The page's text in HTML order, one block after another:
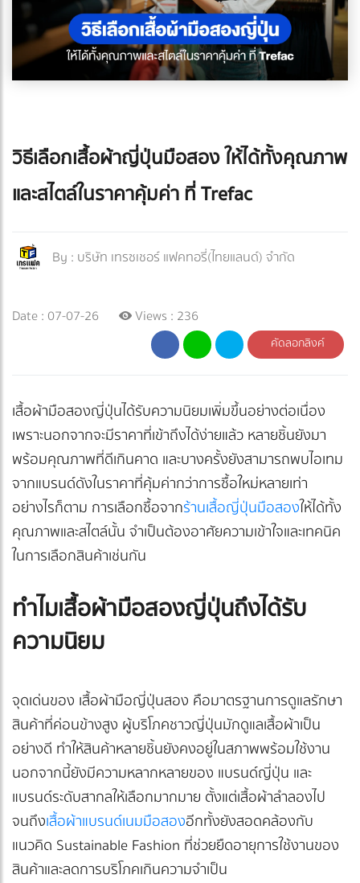
วิธีเลือกเสื้อผ้าญี่ปุ่นมือสอง ให้ได้ทั้งคุณภาพ
และสไตล์ในราคาคุ้มค่า ที่ Trefac
By : บริษัท เทรซเชอร์ แฟคทอรี่(ไทยแลนด์) จำกัด
Date : 07-07-26 Views : 236
คัดลอกลิงค์
เสื้อผ้ามือสองญี่ปุ่นได้รับความนิยมเพิ่มขึ้นอย่างต่อเนื่อง
เพราะนอกจากจะมีราคาที่เข้าถึงได้ง่ายแล้ว หลายชิ้นยังมา
พร้อมคุณภาพที่ดีเกินคาด และบางครั้งยังสามารถพบไอเทม
จากแบรนด์ดังในราคาที่คุ้มค่ากว่าการซื้อใหม่หลายเท่า
อย่างไรก็ตาม การเลือกซื้อจากร้านเสื้อญี่ปุ่นมือสองให้ได้ทั้ง
คุณภาพและสไตล์นั้น จำเป็นต้องอาศัยความเข้าใจและเทคนิค
ในการเลือกสินค้าเช่นกัน
ทำไมเสื้อผ้ามือสองญี่ปุ่นถึงได้รับ
ความนิยม
จุดเด่นของ เสื้อผ้ามือญี่ปุ่นสอง คือมาตรฐานการดูแลรักษา
สินค้าที่ค่อนข้างสูง ผู้บริโภคชาวญี่ปุ่นมักดูแลเสื้อผ้าเป็น
อย่างดี ทำให้สินค้าหลายชิ้นยังคงอยู่ในสภาพพร้อมใช้งาน
นอกจากนี้ยังมีความหลากหลายของ แบรนด์ญี่ปุ่น และ
แบรนด์ระดับสากลให้เลือกมากมาย ตั้งแต่เสื้อผ้าลำลองไป
จนถึงเสื้อผ้าแบรนด์เนมมือสองอีกทั้งยังสอดคล้องกับ
แนวคิด Sustainable Fashion ที่ช่วยยืดอายุการใช้งานของ
สินค้าและลดการบริโภคเกินความจำเป็น